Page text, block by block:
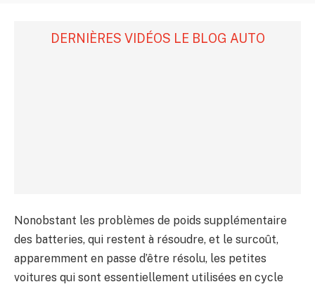
DERNIÈRES VIDÉOS LE BLOG AUTO
Nonobstant les problèmes de poids supplémentaire
des batteries, qui restent à résoudre, et le surcoût,
apparemment en passe d’être résolu, les petites
voitures qui sont essentiellement utilisées en cycle